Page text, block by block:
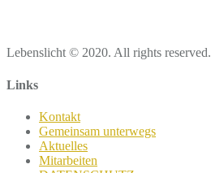
Lebenslicht © 2020. All rights reserved.
Links
Kontakt
Gemeinsam unterwegs
Aktuelles
Mitarbeiten